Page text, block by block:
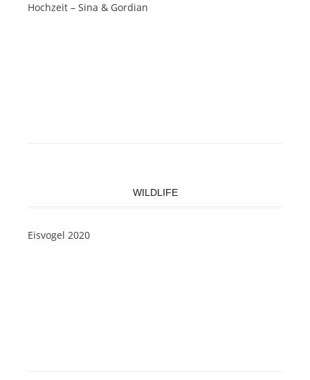
Hochzeit – Sina & Gordian
WILDLIFE
Eisvogel 2020